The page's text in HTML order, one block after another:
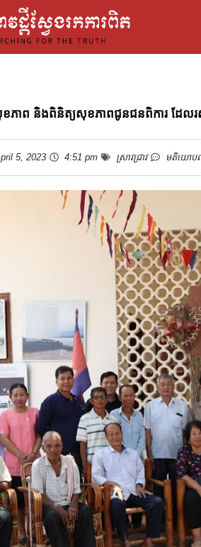
ខភាព និងពិនិត្យសុខភាពជូនជនពិការ ដែលរ
5, 2023 4:51 pm ស្រាវជ្រាវ មតិយោប